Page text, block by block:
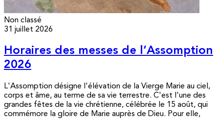
Non classé
31 juillet 2026
Horaires des messes de l’Assomption
2026
L'Assomption désigne l'élévation de la Vierge Marie au ciel,
corps et âme, au terme de sa vie terrestre. C'est l'une des
grandes fêtes de la vie chrétienne, célébrée le 15 août, qui
commémore la gloire de Marie auprès de Dieu. Pour elle,